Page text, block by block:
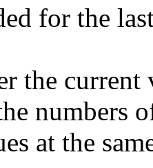
for the
the
numbers
at the